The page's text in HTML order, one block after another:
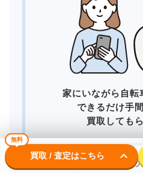
家にいながら自転
できるだけ手
買取しても
そんな
無料
買取 / 査定はこちら keyboard_arrow_down